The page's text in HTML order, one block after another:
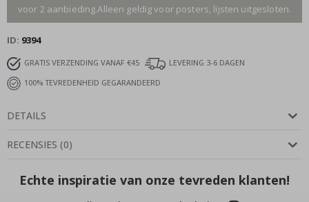
voor 2 aanbieding.Alleen geldig voor posters, lijsten uitgesloten.
ID 9394
GRATIS VERZENDING VANAF €45
LEVERING 3-6 DAGEN
100% TEVREDENHEID GEGARANDEERD
DETAILS
RECENSIES (0)
Echte inspiratie van onze tevreden klanten!